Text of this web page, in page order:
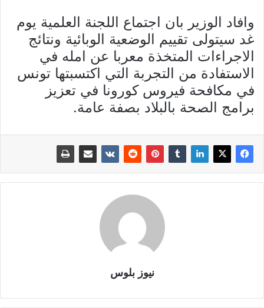
وافاد الوزير بان اجتماع اللجنة العلمية يوم
غد سيتولى تقييم الوضعية الوبائية ونتائج
الاجراءات المتخذة معربا عن امله في
الاستفادة من التجربة التي اكتسبتها تونس
في مكافحة فيروس كورونا في تعزيز
برامج الصحة بالبلاد بصفة عامة.
نيوز بلوس